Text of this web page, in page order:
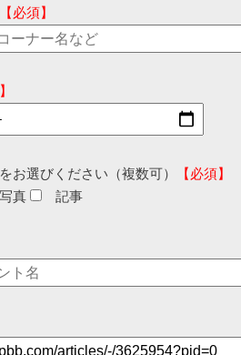
【必須】
お選びください（複数可）
【必須】
写真 記事